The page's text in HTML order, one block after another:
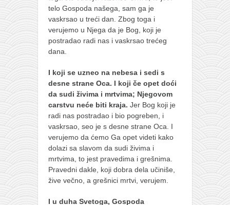
telo Gospoda našega, sam ga je
vaskrsao u treći dan. Zbog toga i
verujemo u Njega da je Bog, koji je
postradao radi nas i vaskrsao trećeg
dana.
I koji se uzneo na nebesa i sedi s
desne strane Oca. I koji če opet doći
da sudi živima i mrtvima; Njegovom
carstvu neće biti kraja. Jer Bog koji je
radi nas postradao i bio pogreben, i
vaskrsao, seo je s desne strane Oca. I
verujemo da ćemo Ga opet videti kako
dolazi sa slavom da sudi živima i
mrtvima, to jest pravedima i grešnima.
Pravedni dakle, koji dobra dela učiniše,
žive večno, a grešnici mrtvi, verujem.
I u duha Svetoga, Gospoda